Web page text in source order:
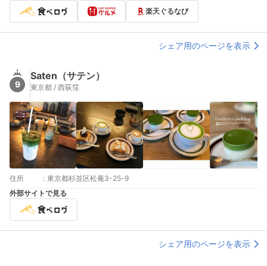
楽天ぐるなび
シェア用のページを表示
9
Saten（サテン）
東京都 / 西荻窪
住所 : 東京都杉並区松庵3-25-9
外部サイトで見る
シェア用のページを表示